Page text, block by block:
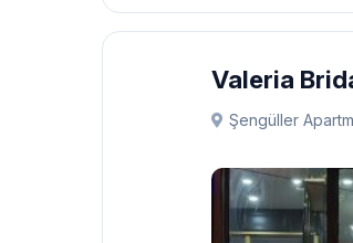
Valeria
Şengüller